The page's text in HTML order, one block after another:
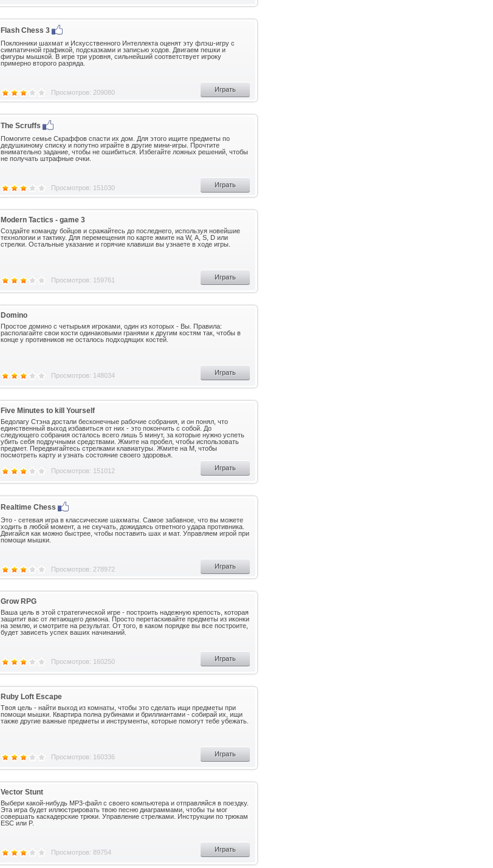
Flash Chess 3
Поклонники шахмат и Искусственного Интеллекта оценят эту флэш-игру с
симпатичной графикой, подсказками и записью ходов. Двигаем пешки и
фигуры мышкой. В игре три уровня, сильнейший соответствует игроку
примерно второго разряда.
Просмотров: 209080 Играть
The Scruffs
Помогите семье Скраффов спасти их дом. Для этого ищите предметы по
дедушкиному списку и попутно играйте в другие мини-игры. Прочтите
внимательно задание, чтобы не ошибиться. Избегайте ложных решений, чтобы
не получать штрафные очки.
Просмотров: 151030 Играть
Modern Tactics - game 3
Создайте команду бойцов и сражайтесь до последнего, используя новейшие
технологии и тактику. Для перемещения по карте жмите на W, А, S, D или
стрелки. Остальные указание и горячие клавиши вы узнаете в ходе игры.
Просмотров: 159761 Играть
Domino
Простое домино с четырьмя игроками, один из которых - Вы. Правила:
располагайте свои кости одинаковыми гранями к другим костям так, чтобы в
конце у противников не осталось подходящих костей.
Просмотров: 148034 Играть
Five Minutes to kill Yourself
Бедолагу Стэна достали бесконечные рабочие собрания, и он понял, что
единственный выход избавиться от них - это покончить с собой. До
следующего собрания осталось всего лишь 5 минут, за которые нужно успеть
убить себя подручными средствами. Жмите на пробел, чтобы использовать
предмет. Передвигайтесь стрелками клавиатуры. Жмите на M, чтобы
посмотреть карту и узнать состояние своего здоровья.
Просмотров: 151012 Играть
Realtime Chess
Это - сетевая игра в классические шахматы. Самое забавное, что вы можете
ходить в любой момент, а не скучать, дожидаясь ответного удара противника.
Двигайся как можно быстрее, чтобы поставить шах и мат. Управляем игрой при
помощи мышки.
Просмотров: 278972 Играть
Grow RPG
Ваша цель в этой стратегической игре - построить надежную крепость, которая
защитит вас от летающего демона. Просто перетаскивайте предметы из иконки
на землю, и смотрите на результат. От того, в каком порядке вы все построите,
будет зависеть успех ваших начинаний.
Просмотров: 160250 Играть
Ruby Loft Escape
Твоя цель - найти выход из комнаты, чтобы это сделать ищи предметы при
помощи мышки. Квартира полна рубинами и бриллиантами - собирай их, ищи
также другие важные предметы и инструменты, которые помогут тебе убежать.
Просмотров: 160336 Играть
Vector Stunt
Выбери какой-нибудь MP3-файл с своего компьютера и отправляйся в поездку.
Эта игра будет иллюстрировать твою песню диаграммами, чтобы ты мог
совершать каскадерские трюки. Управление стрелками. Инструкции по трюкам
ESC или P.
Просмотров: 89754 Играть